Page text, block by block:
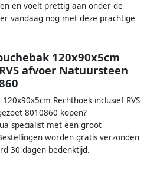
en voelt prettig aan onder de
vandaag nog met deze prachtige
120x90x5cm
afvoer Natuursteen
Rechthoek inclusief RVS
8010860 kopen?
specialist met een groot
worden gratis verzonden
30 dagen bedenktijd.